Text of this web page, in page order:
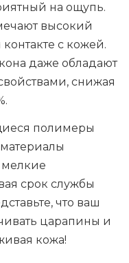
на ощупь.
высокий
с кожей.
даже обладают
снижая
полимеры
мелкие
срок службы
что ваш
царапины и
кожа!